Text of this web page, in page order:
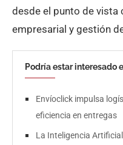
desde el punto de vista
empresarial y gestión
Podría estar interesado
Envíoclick impulsa
eficiencia en entregas
La Inteligencia